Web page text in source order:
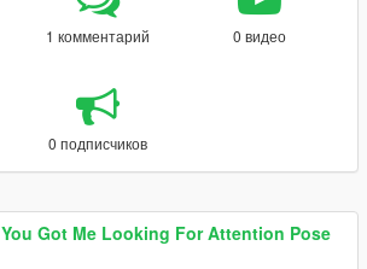
1 комментарий 0 видео
0 подписчиков
You Got Me Looking For Attention Pose